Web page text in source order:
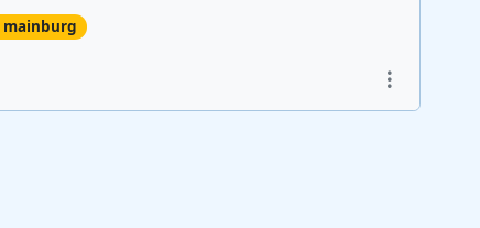
mainburg